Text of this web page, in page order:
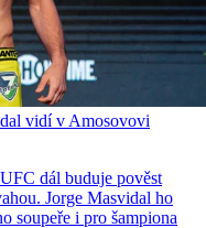
vidí v Amosovovi
dál buduje pověst
Jorge Masvidal ho
soupeře i pro šampiona